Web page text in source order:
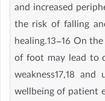
and increased
the risk of falling
healing.13-16 On
of foot may lead to
weakness17,18
wellbeing of patient